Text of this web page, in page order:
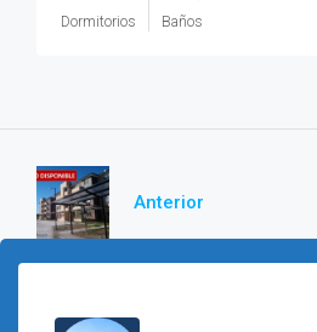
Dormitorios Baños
Anterior